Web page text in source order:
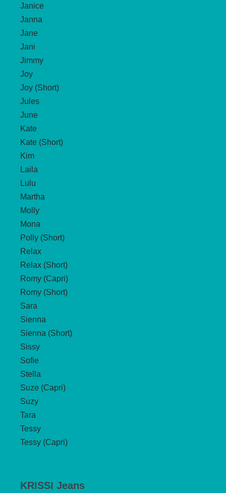
Janice
Janna
Jane
Jani
Jimmy
Joy
Joy (Short)
Jules
June
Kate
Kate (Short)
Kim
Laila
Lulu
Martha
Molly
Mona
Polly (Short)
Relax
Relax (Short)
Romy (Capri)
Romy (Short)
Sara
Sienna
Sienna (Short)
Sissy
Sofie
Stella
Suze (Capri)
Suzy
Tara
Tessy
Tessy (Capri)
KRISSI Jeans